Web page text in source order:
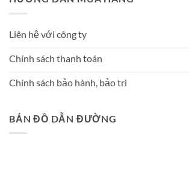
Liên hệ với công ty
Chính sách thanh toán
Chính sách bảo hành, bảo trì
BẢN ĐỒ DẪN ĐƯỜNG